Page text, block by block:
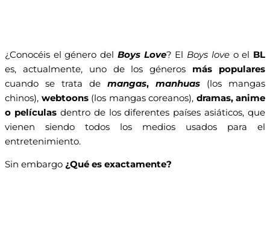
¿Conocéis el género del Boys Love? El Boys loveo el BL
es, actualmente, uno de los géneros más populares
cuando se trata de mangas, manhuas (los mangas
chinos), webtoons(los mangas coreanos), dramas, anime
o películasdentro de los diferentes países asiáticos, que
vienen siendo todos los medios usados para el
entretenimiento.
Sin embargo ¿Qué es exactamente?